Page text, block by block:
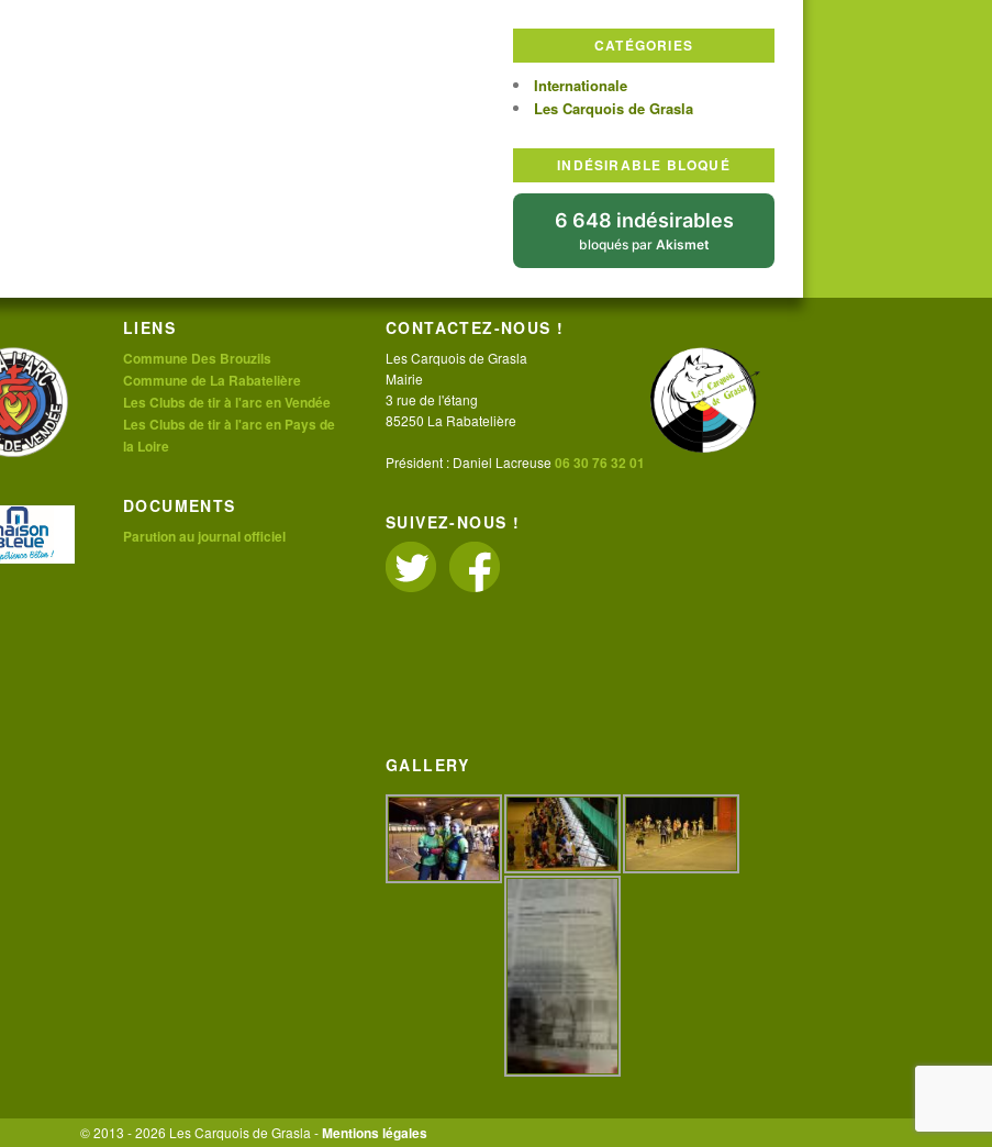
CATÉGORIES
Internationale
Les Carquois de Grasla
INDÉSIRABLE BLOQUÉ
6 648 indésirables
bloqués par Akismet
LIENS
Commune Des Brouzils
Commune de La Rabatelière
Les Clubs de tir à l'arc en Vendée
Les Clubs de tir à l'arc en Pays de
la Loire
DOCUMENTS
Parution au journal officiel
CONTACTEZ-NOUS !
Les Carquois de Grasla
Mairie
3 rue de l'étang
85250 La Rabatelière
Président : Daniel Lacreuse06 30 76 32 01
SUIVEZ-NOUS !
GALLERY
© 2013 - 2026 Les Carquois de Grasla -Mentions légales